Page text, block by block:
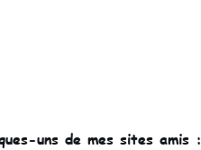
uns de mes sites amis :